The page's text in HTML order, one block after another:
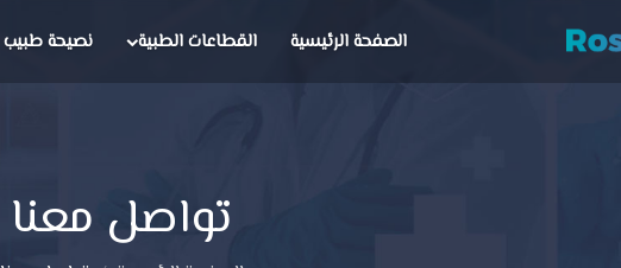
الصفحة الرئيسية القطاعات الطبية نصيحة طبيب
تواصل معنا